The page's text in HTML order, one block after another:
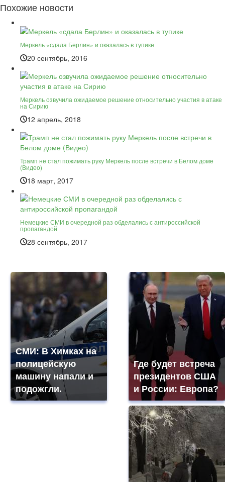
Похожие новости
Меркель «сдала Берлин» и оказалась в тупике
20 сентябрь, 2016
Меркель озвучила ожидаемое решение относительно участия в атаке
на Сирию
12 апрель, 2018
Трамп не стал пожимать руку Меркель после встречи в Белом доме
(Видео)
18 март, 2017
Немецкие СМИ в очередной раз обделались с антироссийской
пропагандой
28 сентябрь, 2017
СМИ: В Химках на
полицейскую
машину напали и
подожгли.
Где будет встреча
президентов США
и России: Европа?